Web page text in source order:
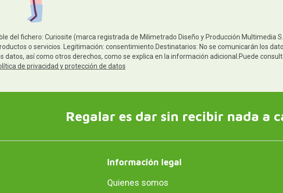
del fichero: Curiosite (marca registrada de Milimetrado Diseño y Producción Multimedia
o servicios. Legitimación: consentimiento.Destinatarios: No se comunicarán los
datos, así como otros derechos, como se explica en la información adicional.Puede
de privacidad y protección de datos
Regalar es dar sin recibir nada a
Información legal
Quienes somos